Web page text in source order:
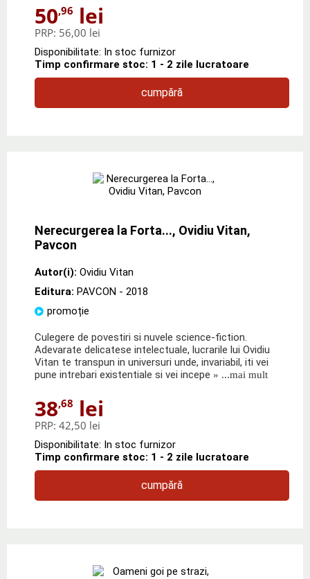
50,96 lei
PRP: 56,00 lei
Disponibilitate: In stoc furnizor
Timp confirmare stoc: 1 - 2 zile lucratoare
cumpără
Nerecurgerea la Forta..., Ovidiu Vitan,
Pavcon
Autor(i): Ovidiu Vitan
Editura: PAVCON - 2018
promoție
Culegere de povestiri si nuvele science-fiction.
Adevarate delicatese intelectuale, lucrarile lui Ovidiu
Vitan te transpun in universuri unde, invariabil, iti vei
pune intrebari existentiale si vei incepe » ...mai mult
38,68 lei
PRP: 42,50 lei
Disponibilitate: In stoc furnizor
Timp confirmare stoc: 1 - 2 zile lucratoare
cumpără